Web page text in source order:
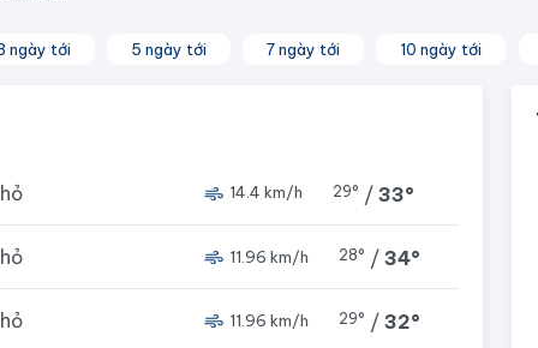
ngày tới 5 ngày tới 7 ngày tới 10 ngày tới
14.4 km/h 29° / 33°
11.96 km/h 28° / 34°
11.96 km/h 29° / 32°